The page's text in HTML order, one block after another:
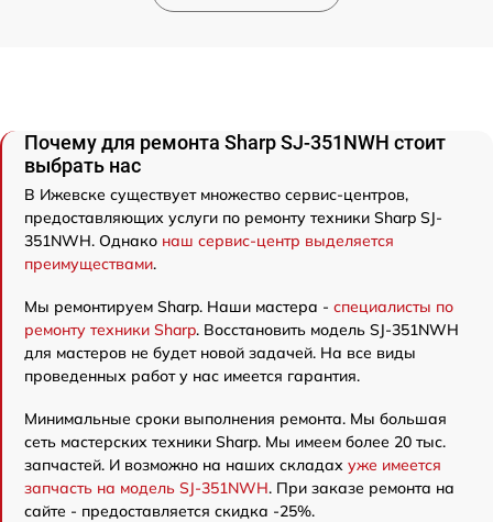
Почему для ремонта Sharp SJ-351NWH стоит
выбрать нас
В Ижевске существует множество сервис-центров,
предоставляющих услуги по ремонту техники Sharp SJ-
351NWH. Однако наш сервис-центр выделяется
преимуществами.
Мы ремонтируем Sharp. Наши мастера - специалисты по
ремонту техники Sharp. Восстановить модель SJ-351NWH
для мастеров не будет новой задачей. На все виды
проведенных работ у нас имеется гарантия.
Минимальные сроки выполнения ремонта. Мы большая
сеть мастерских техники Sharp. Мы имеем более 20 тыс.
запчастей. И возможно на наших складах уже имеется
запчасть на модель SJ-351NWH. При заказе ремонта на
сайте - предоставляется скидка -25%.